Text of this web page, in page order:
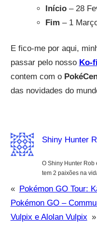
Início– 28
Fim – 1
E fico-me por aqui,
passar pelo nosso Ko-fi
contem com o
das novidades do
Shiny Hunter
O Shiny Hunter Rob
tem 2 paixões na
« Pokémon GO Tour:
Pokémon GO –
Vulpix e Alolan Vulpix »